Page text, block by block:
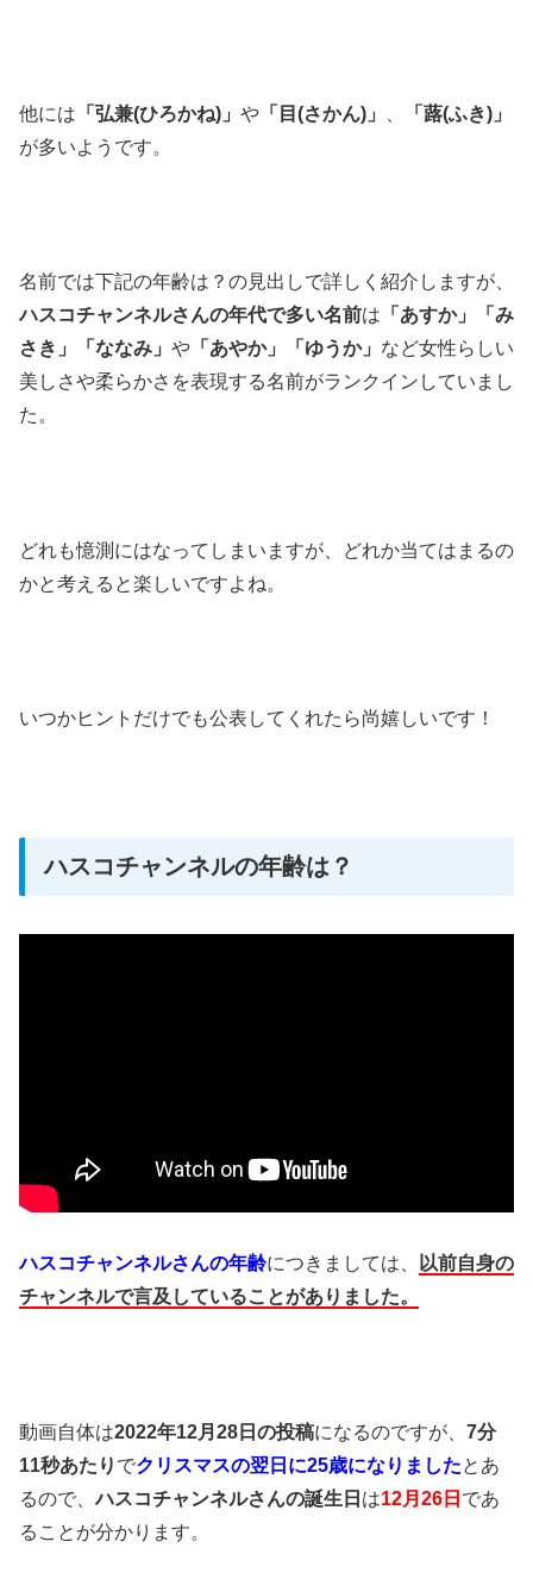
他には 「弘兼(ひろかね)」 や 「目(さかん)」
「蕗(ふき)」
が多いようです。
名前では下記の年齢は？の見出しで詳しく紹介しますが、
ハスコチャンネルさんの年代で多い名前は 「あすか」「み
さき」「ななみ」 や 「あやか」「ゆうか」 など女性らしい
美しさや柔らかさを表現する名前がランクインしていまし
た。
どれも憶測にはなってしまいますが、どれか当てはまるの
かと考えると楽しいですよね。
いつかヒントだけでも公表してくれたら尚嬉しいです！
ハスコチャンネルの年齢は？
ハスコチャンネルさんの年齢につきましては、
以前自身の
チャンネルで言及していることがありました。
動画自体は2022年12月28日の投稿になるのですが、 7分
11秒あたり でクリスマスの翌日に25歳になりましたとあ
るので、ハスコチャンネルさんの誕生日 は12月26日 であ
ることが分かります。